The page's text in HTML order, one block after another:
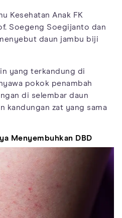
Kesehatan Anak FK
Soegeng Soegijanto dan
daun jambu biji
yang terkandung di
pokok penambah
di selembar daun
kandungan zat yang sama
Menyembuhkan DBD